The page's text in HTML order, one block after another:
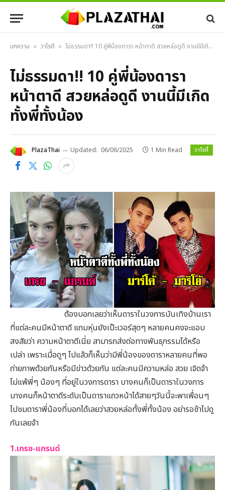
บทความ » วาไรตี้ » ไม่ธรรมดา!! 10 คู่พี่น้องดารา หน้าตาดี สวยหล่อดูดี งานนี้มีเกิด ทั้งพี่ทั้งน้อง
ไม่ธรรมดา!! 10 คู่พี่น้องดารา
หน้าตาดี สวยหล่อดูดี งานนี้มีเกิด
ทั้งพี่ทั้งน้อง
PlazaThai Updated: 06/06/2025 1 Min Read วาไรตี้
ต้องบอกเลยว่าเห็นดาราในวงการบันเทิงบ้านเรา
ที่แต่ละคนมีหน้าตาดี แถมหุ่นยังเป๊ะเวอร์สุดๆ หลายคนคงจะแอบ
สงสัยว่า ความหน้าตาดีเนี่ย สามารถส่งต่อทางพันธุกรรมได้หรือ
เปล่า เพราะเมื่อดูๆ ไปแล้วก็เห็นว่ามีพี่น้องของดาราหลายคนที่พอ
ถ่ายภาพด้วยกันหรือมีข่าวด้วยกัน แต่ละคนมีความหล่อ สวย เจิดจ้า
ไม่แพ้พี่ๆ น้องๆ ที่อยู่ในวงการดารา บางคนก็เป็นดาราในวงการ
บางคนก็หน้าตาดีระดับเป็นดาราแถวหน้าได้สายๆวันนี้จะพาเพื่อนๆ
ไปชมดาราพี่น้องที่บอกได้เลยว่าสวยหล่อทั้งพี่ทั้งน้อง อย่ารอช้าไปดู
กันเลยจ้า
1.เกรซ-แกรนด์